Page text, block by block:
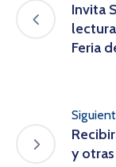
Invita
Feria
y